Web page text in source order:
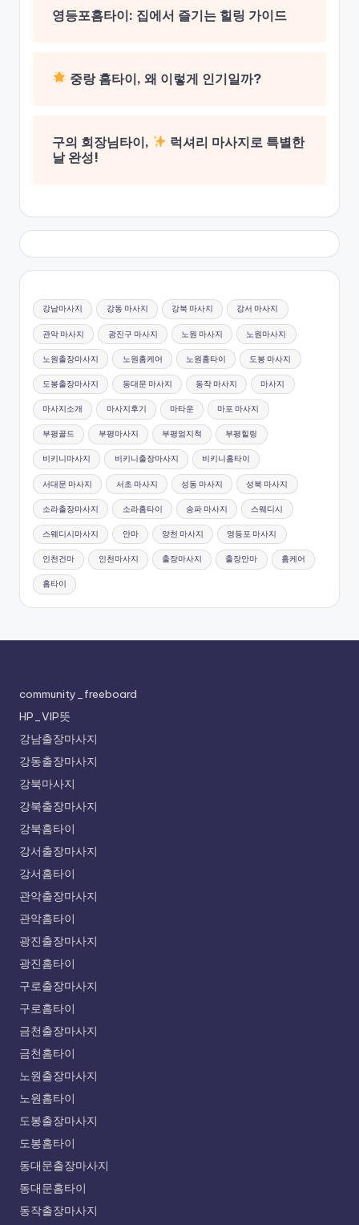
영등포홈타이: 집에서 즐기는 힐링 가이드
중랑 홈타이, 왜 이렇게 인기일까?
구의 회장님타이,
럭셔리 마사지로 특별한
날 완성!
강남마사지 강동 마사지 강북 마사지 강서 마사지
관악 마사지 광진구 마사지 노원 마사지 노원마사지
노원출장마사지 노원홈케어 노원홈타이 도봉 마사지
도봉출장마사지 동대문 마사지 동작 마사지 마사지
마사지소개 마사지후기 마타운 마포 마사지
부평골드 부평마사지 부평엄지척 부평힐링
비키니마사지 비키니출장마사지 비키니홈타이
서대문 마사지 서초 마사지 성동 마사지 성북 마사지
소라출장마사지 소라홈타이 송파 마사지 스웨디시
스웨디시마사지 안마 양천 마사지 영등포 마사지
인천건마 인천마사지 출장마사지 출장안마 홈케어
홈타이
community_freeboard
HP_VIP뜻
강남출장마사지
강동출장마사지
강북마사지
강북출장마사지
강북홈타이
강서출장마사지
강서홈타이
관악출장마사지
관악홈타이
광진출장마사지
광진홈타이
구로출장마사지
구로홈타이
금천출장마사지
금천홈타이
노원출장마사지
노원홈타이
도봉출장마사지
도봉홈타이
동대문출장마사지
동대문홈타이
동작출장마사지